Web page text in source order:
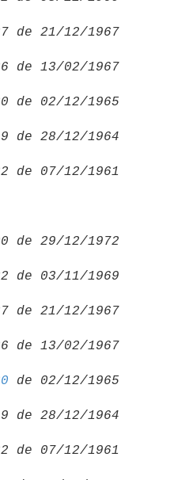
de 02/12/1965